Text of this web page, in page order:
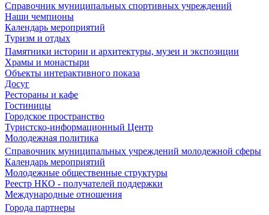
Справочник муниципальных спортивных учреждений
Наши чемпионы
Календарь мероприятий
Туризм и отдых
Памятники истории и архитектуры, музеи и экспозиции
Храмы и монастыри
Объекты интерактивного показа
Досуг
Рестораны и кафе
Гостиницы
Городское пространство
Туристско-информационный Центр
Молодежная политика
Справочник муниципальных учреждений молодежной сферы
Календарь мероприятий
Молодежные общественные структуры
Реестр НКО - получателей поддержки
Международные отношения
Города партнеры